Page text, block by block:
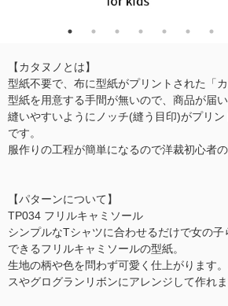
【カタヌノとは】
型紙不要で、布に型紙がプリントされた「カ
型紙を用意する手間が無いので、商品が届
縫いやすいようにノッチ(縫う目印)がプリ
です。
服作りの工程が簡単になるので洋裁初心者
【パターンについて】
TP034 フリルキャミソール
シンプルなTシャツに合わせるだけで女の子
できるフリルキャミソールの型紙。
生地の柄や色を問わず可愛く仕上がります
スやグログランリボンにアレンジして作れま